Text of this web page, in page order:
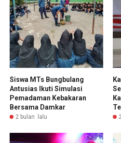
Siswa MTs Bungbulang
Antusias Ikuti Simulasi
Pemadaman Kebakaran
Bersama Damkar
2 bulan lalu